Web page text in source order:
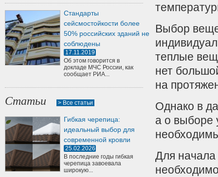
Стандарты
сейсмостойкости более
50% российских зданий не
соблюдены
17.11.2019
Об этом говорится в
докладе МЧС России, как
сообщает РИА...
Статьи > Все статьи
Гибкая черепица:
идеальный выбор для
современной кровли
25.02.2026
В последние годы гибкая
черепица завоевала
широкую...
Выбор
теплые
нет
на
Однако в
а о выборе
Для начала